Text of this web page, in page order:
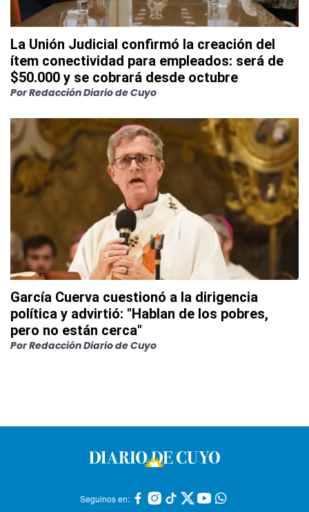
La Unión Judicial confirmó la creación del
ítem conectividad para empleados: será de
$50.000 y se cobrará desde octubre
PorRedacción Diario de Cuyo
García Cuerva cuestionó a la dirigencia
política y advirtió: "Hablan de los pobres,
pero no están cerca"
PorRedacción Diario de Cuyo
Seguinos en: